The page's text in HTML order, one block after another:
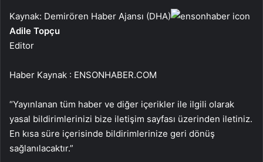
Kaynak: Demirören Haber Ajansı (DHA)
Adile Topçu
Editor
Haber Kaynak : ENSONHABER.COM
“Yayınlanan tüm haber ve diğer içerikler ile ilgili olarak
yasal bildirimlerinizi bize iletişim sayfası üzerinden iletiniz.
En kısa süre içerisinde bildirimlerinize geri dönüş
sağlanılacaktır.”